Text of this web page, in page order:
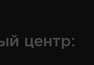
центр: